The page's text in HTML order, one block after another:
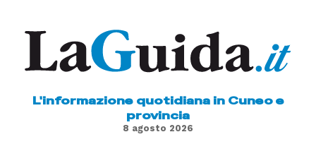
L'informazione quotidiana in Cuneo e
provincia
8 agosto 2026